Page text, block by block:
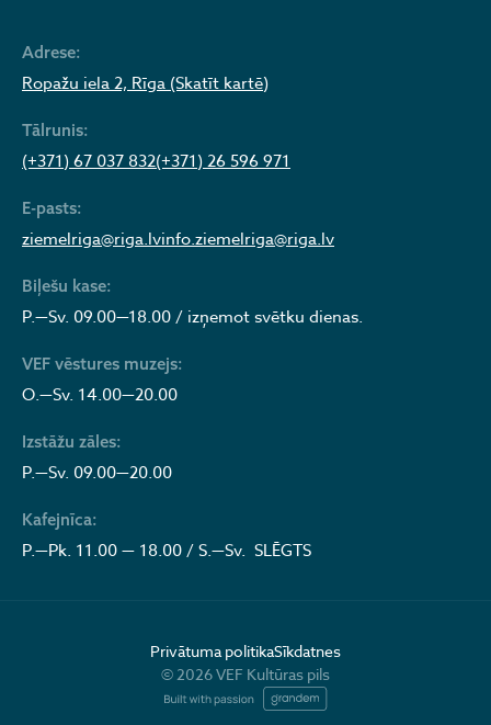
Adrese:
Ropažu iela 2, Rīga (Skatīt kartē)
Tālrunis:
(+371) 67 037 832(+371) 26 596 971
E-pasts:
ziemelriga@riga.lvinfo.ziemelriga@riga.lv
Biļešu kase:
P.—Sv. 09.00—18.00 / izņemot svētku dienas.
VEF vēstures muzejs:
O.—Sv. 14.00—20.00
Izstāžu zāles:
P.—Sv. 09.00—20.00
Kafejnīca:
P.—Pk. 11.00 — 18.00 / S.—Sv. SLĒGTS
Privātuma politikaSīkdatnes
© 2026 VEF Kultūras pils